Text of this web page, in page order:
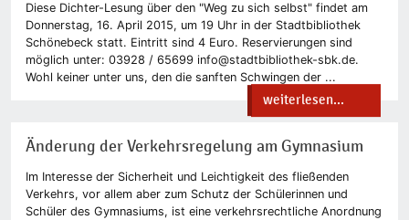
Diese Dichter-Lesung über den "Weg zu sich selbst" findet am
Donnerstag, 16. April 2015, um 19 Uhr in der Stadtbibliothek
Schönebeck statt. Eintritt sind 4 Euro. Reservierungen sind
möglich unter: 03928 / 65699 info@stadtbibliothek-sbk.de.
Wohl keiner unter uns, den die sanften Schwingen der ...
weiterlesen...
Änderung der Verkehrsregelung am Gymnasium
Im Interesse der Sicherheit und Leichtigkeit des fließenden
Verkehrs, vor allem aber zum Schutz der Schülerinnen und
Schüler des Gymnasiums, ist eine verkehrsrechtliche Anordnung